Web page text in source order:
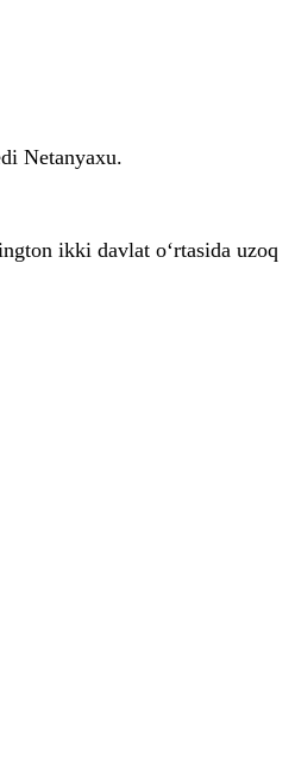
Netanyaxu.
ikki davlat o‘rtasida uzoq